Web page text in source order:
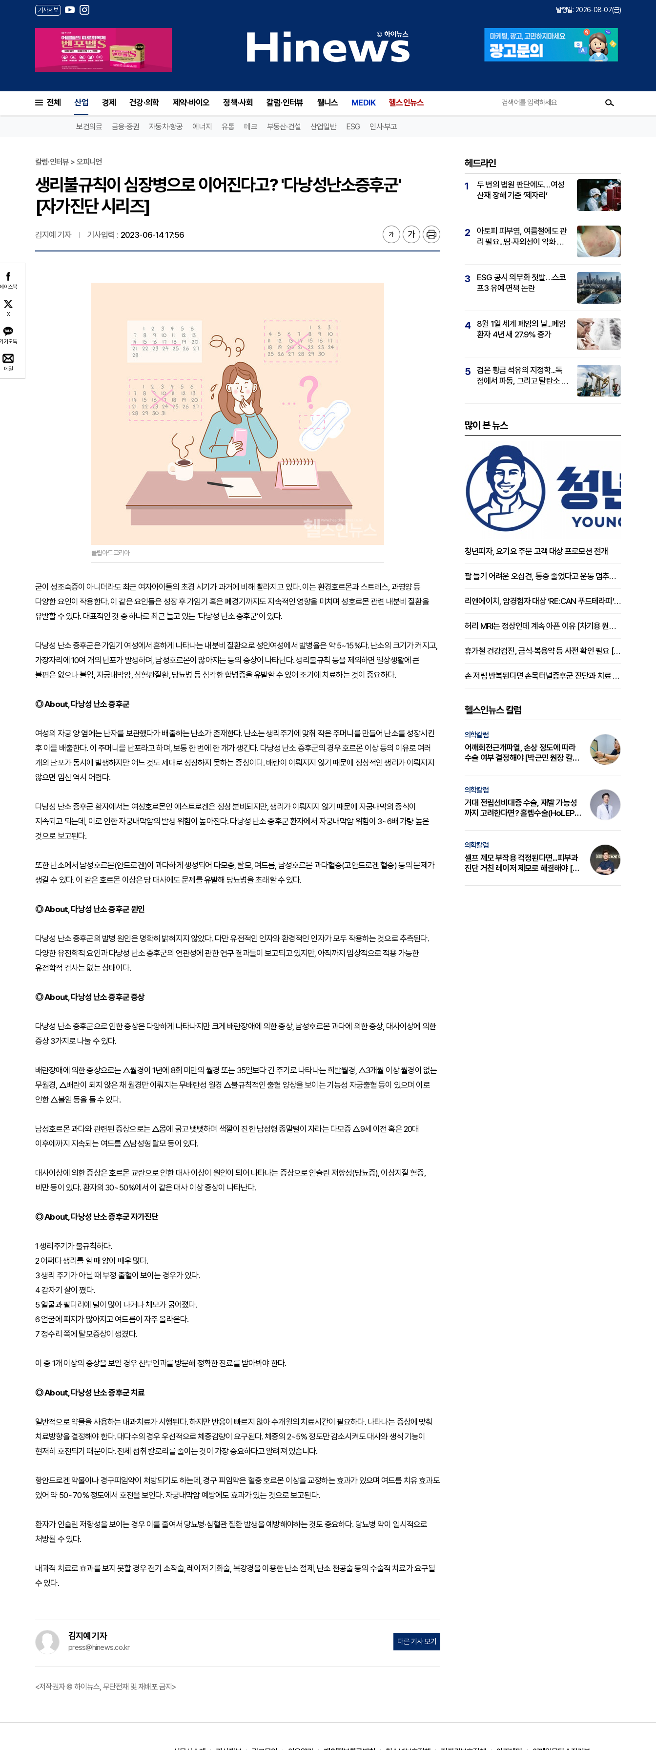
기사제보 발행일: 2026-08-07(금)
전체 산업 경제 건강·의학 제약·바이오 정책·사회 칼럼·인터뷰 웰니스 MEDIK 헬스인뉴스
보건의료 금융·증권 자동차·항공 에너지 유통 테크 부동산·건설 산업일반 ESG 인사·부고
이스북
X
카오톡
메일
칼럼·인터뷰 > 오피니언
생리불규칙이 심장병으로 이어진다고? '다낭성난소증후군'
[자가진단 시리즈]
김지예 기자 기사입력 : 2023-06-14 17:56
클립아트코리아
굳이 성조숙증이 아니더라도 최근 여자아이들의 초경 시기가 과거에 비해 빨라지고 있다. 이는 환경호르몬과 스트레스, 과영양 등
다양한 요인이 작용한다. 이 같은 요인들은 성장 후 가임기 혹은 폐경기까지도 지속적인 영향을 미치며 성호르몬 관련 내분비 질환을
유발할 수 있다. 대표적인 것 중 하나로 최근 늘고 있는 ‘다낭성 난소 증후군’이 있다.
다낭성 난소 증후군은 가임기 여성에서 흔하게 나타나는 내분비 질환으로 성인여성에서 발병율은 약 5~15%다. 난소의 크기가 커지고,
가장자리에 10여 개의 난포가 발생하며, 남성호르몬이 많아지는 등의 증상이 나타난다. 생리불규칙 등을 제외하면 일상생활에 큰
불편은 없으나 불임, 자궁내막암, 심혈관질환, 당뇨병 등 심각한 합병증을 유발할 수 있어 조기에 치료하는 것이 중요하다.
◎ About, 다낭성 난소 증후군
여성의 자궁 양 옆에는 난자를 보관했다가 배출하는 난소가 존재한다. 난소는 생리주기에 맞춰 작은 주머니를 만들어 난소를 성장시킨
후 이를 배출한다. 이 주머니를 난포라고 하며, 보통 한 번에 한 개가 생긴다. 다낭성 난소 증후군의 경우 호르몬 이상 등의 이유로 여러
개의 난포가 동시에 발생하지만 어느 것도 제대로 성장하지 못하는 증상이다. 배란이 이뤄지지 않기 때문에 정상적인 생리가 이뤄지지
않으면 임신 역시 어렵다.
다낭성 난소 증후군 환자에서는 여성호르몬인 에스트로겐은 정상 분비되지만, 생리가 이뤄지지 않기 때문에 자궁내막의 증식이
지속되고 되는데, 이로 인한 자궁내막암의 발생 위험이 높아진다. 다낭성 난소 증후군 환자에서 자궁내막암 위험이 3~6배 가량 높은
것으로 보고된다.
또한 난소에서 남성호르몬(안드로겐)이 과다하게 생성되어 다모증, 탈모, 여드름, 남성호르몬 과다혈증(고안드로겐 혈증) 등의 문제가
생길 수 있다. 이 같은 호르몬 이상은 당 대사에도 문제를 유발해 당뇨병을 초래할 수 있다.
◎ About, 다낭성 난소 증후군 원인
다낭성 난소 증후군의 발병 원인은 명확히 밝혀지지 않았다. 다만 유전적인 인자와 환경적인 인자가 모두 작용하는 것으로 추측된다.
다양한 유전학적 요인과 다낭성 난소 증후군의 연관성에 관한 연구 결과들이 보고되고 있지만, 아직까지 임상적으로 적용 가능한
유전학적 검사는 없는 상태이다.
◎ About, 다낭성 난소 증후군 증상
다낭성 난소 증후군으로 인한 증상은 다양하게 나타나지만 크게 배란장애에 의한 증상, 남성호르몬 과다에 의한 증상, 대사이상에 의한
증상 3가지로 나눌 수 있다.
배란장애에 의한 증상으로는 △월경이 1년에 8회 미만의 월경 또는 35일보다 긴 주기로 나타나는 희발월경, △3개월 이상 월경이 없는
무월경, △배란이 되지 않은 채 월경만 이뤄지는 무배란성 월경 △불규칙적인 출혈 양상을 보이는 기능성 자궁출혈 등이 있으며 이로
인한 △불임 등을 들 수 있다.
남성호르몬 과다와 관련된 증상으로는 △몸에 굵고 뻣뻣하며 색깔이 진한 남성형 종말털이 자라는 다모증 △9세 이전 혹은 20대
이후에까지 지속되는 여드름 △남성형 탈모 등이 있다.
대사이상에 의한 증상은 호르몬 교란으로 인한 대사 이상이 원인이 되어 나타나는 증상으로 인슐린 저항성(당뇨증), 이상지질 혈증,
비만 등이 있다. 환자의 30~50%에서 이 같은 대사 이상 증상이 나타난다.
◎ About, 다낭성 난소 증후군 자가진단
1 생리주기가 불규칙하다.
2 어쩌다 생리를 할 때 양이 매우 많다.
3 생리 주기가 아닐 때 부정 출혈이 보이는 경우가 있다.
4 갑자기 살이 쪘다.
5 얼굴과 팔다리에 털이 많이 나거나 체모가 굵어졌다.
6 얼굴에 피지가 많아지고 여드름이 자주 올라온다.
7 정수리 쪽에 탈모증상이 생겼다.
이 중 1개 이상의 증상을 보일 경우 산부인과를 방문해 정확한 진료를 받아봐야 한다.
◎ About, 다낭성 난소 증후군 치료
일반적으로 약물을 사용하는 내과치료가 시행된다. 하지만 반응이 빠르지 않아 수개월의 치료시간이 필요하다. 나타나는 증상에 맞춰
치료방향을 결정해야 한다. 대다수의 경우 우선적으로 체중감량이 요구된다. 체중의 2~5% 정도만 감소시켜도 대사와 생식 기능이
현저히 호전되기 때문이다. 전체 섭취 칼로리를 줄이는 것이 가장 중요하다고 알려져 있습니다.
항안드로겐 약물이나 경구피임약이 처방되기도 하는데, 경구 피임약은 혈중 호르몬 이상을 교정하는 효과가 있으며 여드름 치유 효과도
있어 약 50~70% 정도에서 호전을 보인다. 자궁내막암 예방에도 효과가 있는 것으로 보고된다.
환자가 인슐린 저항성을 보이는 경우 이를 줄여서 당뇨병·심혈관 질환 발생을 예방해야하는 것도 중요하다. 당뇨병 약이 일시적으로
처방될 수 있다.
내과적 치료로 효과를 보지 못할 경우 전기 소작술, 레이저 기화술, 복강경을 이용한 난소 절제, 난소 천공술 등의 수술적 치료가 요구될
수 있다.
김지예 기자
press@hinews.co.kr
다른 기사 보기
<저작권자 © 하이뉴스, 무단전재 및 재배포 금지>
헤드라인
1
두 번의 법원 판단에도…여성
산재 장해 기준 ‘제자리’
2
아토피 피부염, 여름철에도 관
리 필요...땀·자외선이 악화 요
3
ESG 공시 의무화 첫발…스코
프3 유예·면책 논란
4
8월 1일 세계 폐암의 날...폐암
환자 4년 새 27.9% 증가
5
검은 황금 석유의 지정학...독
점에서 파동, 그리고 탈탄소 패
많이 본 뉴스
청년피자, 요기요 주문 고객 대상 프로모션 전개
팔 들기 어려운 오십견, 통증 줄었다고 운동 멈추면 안 되는 이유 [이병욱 원장 칼럼]
리엔에이치, 암경험자 대상 ‘RE:CAN 푸드테라피’ 운영
허리 MRI는 정상인데 계속 아픈 이유 [차기용 원장 칼럼]
휴가철 건강검진, 금식·복용약 등 사전 확인 필요 [정도감 원장 칼럼]
손 저림 반복된다면 손목터널증후군 진단과 치료 시기 살펴야 [김동현 원장 칼럼]
헬스인뉴스 칼럼
의학칼럼
어깨회전근개파열, 손상 정도에 따라
수술 여부 결정해야 [박근민 원장 칼
의학칼럼
거대 전립선비대증 수술, 재발 가능성
까지 고려한다면? 홀렙수술(HoLEP)
의학칼럼
셀프 제모 부작용 걱정된다면...피부과
진단 거친 레이저 제모로 해결해야 [변